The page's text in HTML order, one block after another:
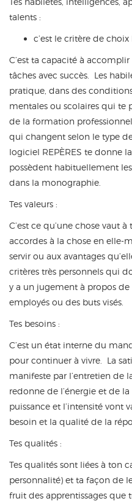
talents :
c’est le critère de
C’est ta capacité à
tâches avec succès. Les
pratique, dans des
mentales ou scolaires qui te
de la formation
qui changent selon le type
logiciel REPÈRES te donne
possèdent habituellement
dans la monographie.
Tes valeurs :
C’est ce qu’une chose vaut
accordes à la chose en elle-
servir ou aux avantages
critères très personnels qui
y a un jugement à propos
employés ou des buts visés.
Tes besoins :
C’est un état interne du
pour continuer à vivre. La
manifeste par l’entretien de
redonne de l’énergie et de
puissance et l’intensité vont
besoin et la qualité de la
Tes qualités :
Tes qualités sont liées à ton
personnalité) et ta façon de
fruit des apprentissages